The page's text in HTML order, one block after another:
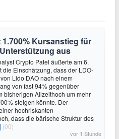
Kursanstieg für
aus
Crypto Patel äußerte am 6.
die Einschätzung, dass der LDO-
Lido DAO nach einem
von fast 94% gegenüber
bisherigen Allzeithoch um mehr
steigen könnte. Der
hochriskanten
dass die bärische Struktur des
(00)
vor 1 Stunde